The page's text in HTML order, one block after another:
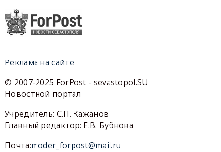
Реклама на сайте
© 2007-2025 ForPost - sevastopol.SU
Новостной портал
Учредитель: С.П. Кажанов
Главный редактор: Е.В. Бубнова
Почта:moder_forpost@mail.ru